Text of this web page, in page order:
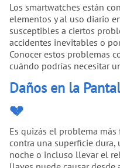
Los smartwatches están
elementos y al uso diario
susceptibles a ciertos
accidentes inevitables o
Conocer estos problemas
cuándo podrías necesitar
Daños en la
💔
Es quizás el problema
contra una superficie
noche o incluso llevar el